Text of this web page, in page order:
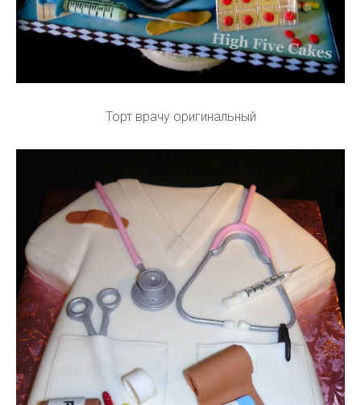
Торт врачу оригинальный